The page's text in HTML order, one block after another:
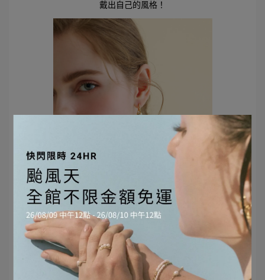
戴出自己的風格！